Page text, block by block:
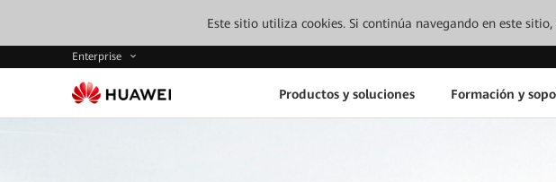
Este sitio utiliza cookies. Si continúa navegando en este sitio,
Enterprise
Productos y soluciones Formación y